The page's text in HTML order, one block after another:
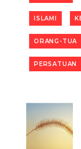
ISLAMI
ORANG-TUA
PERSATUAN